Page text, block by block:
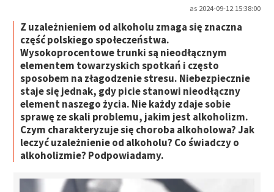
as 2024-09-12 15:38:00
Z uzależnieniem od alkoholu zmaga się znaczna
część polskiego społeczeństwa.
Wysokoprocentowe trunki są nieodłącznym
elementem towarzyskich spotkań i często
sposobem na złagodzenie stresu. Niebezpiecznie
staje się jednak, gdy picie stanowi nieodłączny
element naszego życia. Nie każdy zdaje sobie
sprawę ze skali problemu, jakim jest alkoholizm.
Czym charakteryzuje się choroba alkoholowa? Jak
leczyć uzależnienie od alkoholu? Co świadczy o
alkoholizmie? Podpowiadamy.